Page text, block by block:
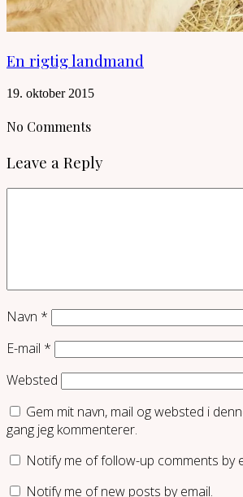
En rigtig landmand
19. oktober 2015
No Comments
Leave a Reply
Navn *
E-mail *
Websted
Gem mit navn, mail og websted i
gang jeg kommenterer.
Notify me of follow-up comments by
Notify me of new posts by email.